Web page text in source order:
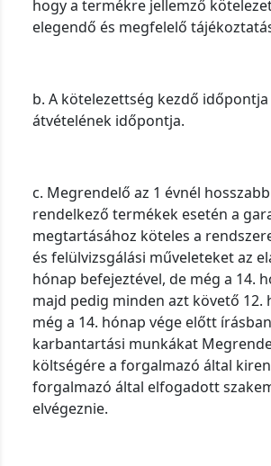
hogy a termékre jellemző
elegendő és megfelelő
b. A kötelezettség kezdő
átvételének időpontja.
c. Megrendelő az 1 évnél
rendelkező termékek esetén a
megtartásához köteles a
és felülvizsgálási műveleteket az
hónap befejeztével, de még a 14.
majd pedig minden azt követő 12.
még a 14. hónap vége előtt
karbantartási munkákat
költségére a forgalmazó által
forgalmazó által elfogadott
elvégeznie.